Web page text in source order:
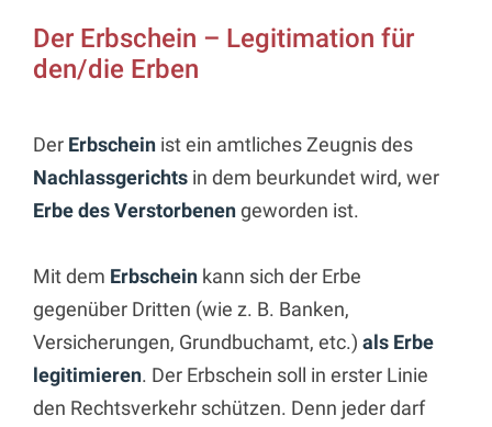
Der Erbschein – Legitimation für
den/die Erben
Der Erbschein ist ein amtliches Zeugnis des
Nachlassgerichts in dem beurkundet wird, wer
Erbe des Verstorbenengeworden ist.
Mit dem Erbschein kann sich der Erbe
gegenüber Dritten (wie z. B. Banken,
Versicherungen, Grundbuchamt, etc.) als Erbe
legitimieren. Der Erbschein soll in erster Linie
den Rechtsverkehr schützen. Denn jeder darf